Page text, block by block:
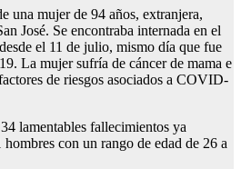
una mujer de 94 años, extranjera,
José. Se encontraba internada en el
el 11 de julio, mismo día que fue
La mujer sufría de cáncer de mama e
de riesgos asociados a COVID-
lamentables fallecimientos ya
con un rango de edad de 26 a